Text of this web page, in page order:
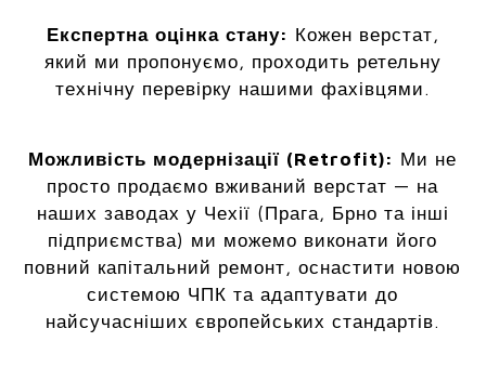
Експертна оцінка стану: Кожен верстат,
який ми пропонуємо, проходить ретельну
технічну перевірку нашими фахівцями.
Можливість модернізації (Retrofit): Ми не
просто продаємо вживаний верстат — на
наших заводах у Чехії (Прага, Брно та інші
підприємства) ми можемо виконати його
повний капітальний ремонт, оснастити новою
системою ЧПК та адаптувати до
найсучасніших європейських стандартів.